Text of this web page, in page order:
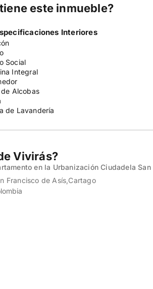
este inmueble?
Interiores
Social
Integral
de Alcobas
de Lavandería
Vivirás?
en la Urbanización Ciudadela
Francisco de Asís Cartago